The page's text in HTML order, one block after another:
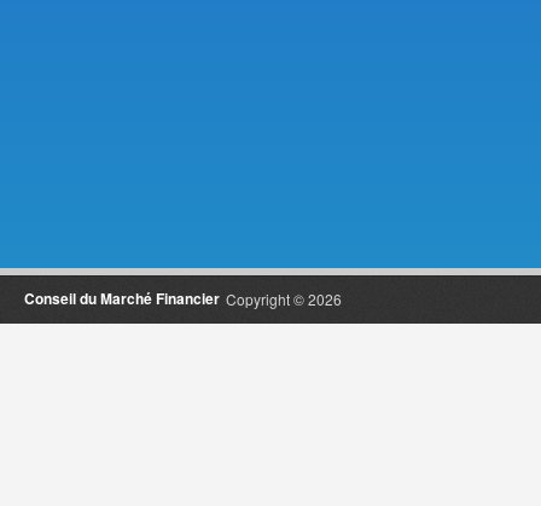
Copyright © 2026
Conseil du Marché Financier